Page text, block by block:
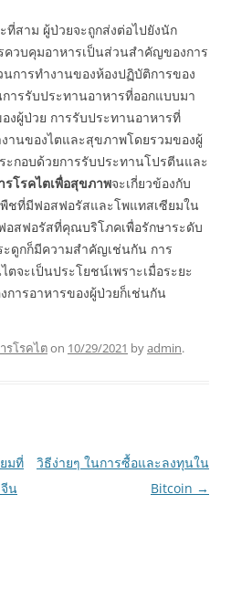
ที่สาม ผู้ป่วยจะถูกส่งต่อไปยังนัก
ควบคุมอาหารเป็นส่วนสำคัญของการ
การทำงานของห้องปฏิบัติการของ
รรับประทานอาหารที่ออกแบบมา
งผู้ป่วย การรับประทานอาหารที่
านของไตและสุขภาพโดยรวมของผู้
ะกอบด้วยการรับประทานโปรตีนและ
รโรคไตเพื่อสุขภาพจะเกี่ยวข้องกับ
ชที่มีฟอสฟอรัสและโพแทสเซียมใน
สฟอรัสที่คุณบริโภคเพื่อรักษาระดับ
ดูกก็มีความสำคัญเช่นกัน การ
จะเป็นประโยชน์เพราะเมื่อระยะ
การอาหารของผู้ป่วยก็เช่นกัน
รโรคไตon 10/29/2021 byadmin.
มที่
น
วิธีง่ายๆ ในการซื้อและลงทุนใน
Bitcoin →